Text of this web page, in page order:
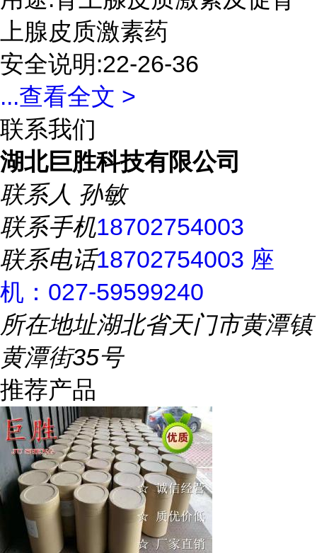
上腺皮质激素药
安全说明:22-26-36
...查看全文 >
联系我们
湖北巨胜科技有限公司
联系人 孙敏
联系手机18702754003
联系电话18702754003 座
机：027-59599240
所在地址湖北省天门市黄潭镇
黄潭街35号
推荐产品